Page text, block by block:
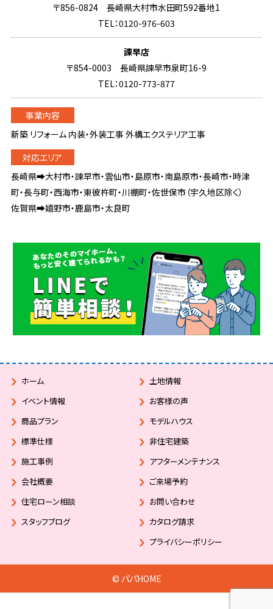
〒856-0824 長崎県大村市水田町592番地1
TEL：0120-976-603
諫早店
〒854-0003 長崎県諫早市泉町16-9
TEL：0120-773-877
新築 リフォーム 内装・外装工事 外構エクステリア工事
長崎県➡大村市・諫早市・雲仙市・島原市・南島原市・長崎市・時津
町・長与町・西海市・東彼杵町・川棚町・佐世保市（宇久地区除く）
佐賀県➡嬉野市・鹿島市・太良町
ホーム
イベント情報
商品プラン
標準仕様
施工事例
土地情報
お客様の声
モデルハウス
非住宅建築
アフターメンテナンス
会社概要
住宅ローン相談
スタッフブログ
ご来場予約
お問い合わせ
カタログ請求
プライバシーポリシー
© パパHOME